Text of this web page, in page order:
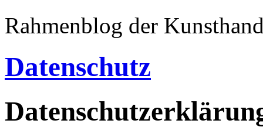
Rahmenblog der
Datenschutz